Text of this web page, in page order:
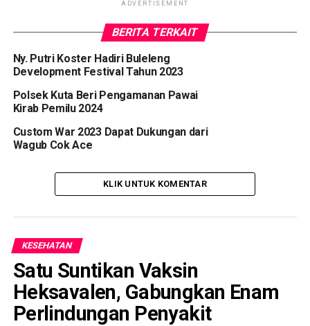
ADVERTISEMENT
BERITA TERKAIT
Ny. Putri Koster Hadiri Buleleng
Development Festival Tahun 2023
Polsek Kuta Beri Pengamanan Pawai
Kirab Pemilu 2024
Custom War 2023 Dapat Dukungan dari
Wagub Cok Ace
KLIK UNTUK KOMENTAR
KESEHATAN
Satu Suntikan Vaksin
Heksavalen, Gabungkan Enam
Perlindungan Penyakit